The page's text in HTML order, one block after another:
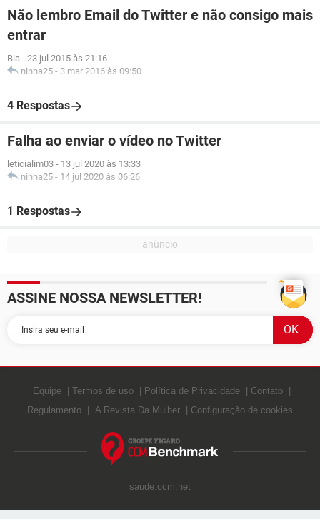
Não lembro Email do Twitter e não consigo mais
entrar
Bia - 23 jul 2015 às 21:16
ninha25 - 3 mar 2016 às 09:50
4 Respostas
Falha ao enviar o vídeo no Twitter
leticialim03 - 13 jul 2020 às 13:33
ninha25 - 14 jul 2020 às 06:26
1 Respostas
ASSINE NOSSA NEWSLETTER!
Equipe Termos de uso Política de Privacidade
Contato
Regulamento
A Revista Da Mulher Configuração de cookies
saude.ccm.net